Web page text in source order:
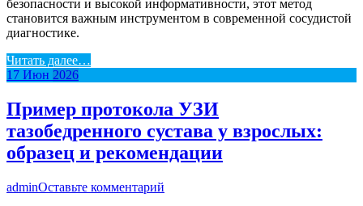
безопасности и высокой информативности, этот метод
становится важным инструментом в современной сосудистой
диагностике.
Читать далее…
17 Июн 2026
Пример протокола УЗИ
тазобедренного сустава у взрослых:
образец и рекомендации
adminОставьте комментарий